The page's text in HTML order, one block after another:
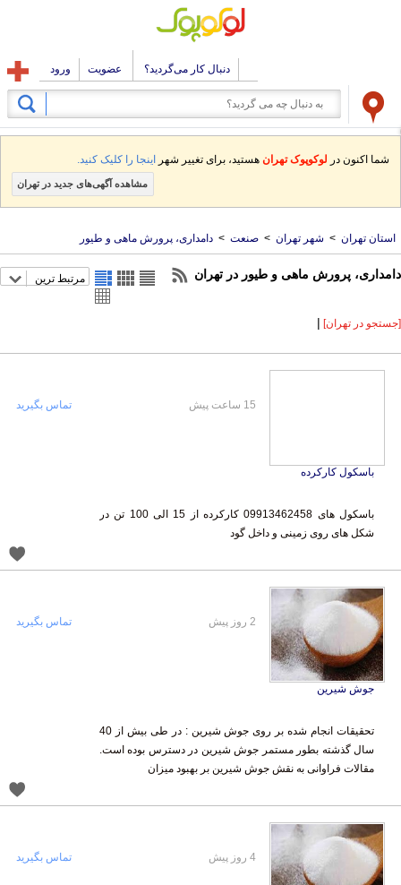
دنبال کار می‌گردید؟ عضویت ورود
شما اکنون در لوکوپوک تهران هستید، برای تغییر شهر اینجا را کلیک کنید.
مشاهده آگهی‌های جدید در تهران
استان تهران > شهر تهران > صنعت > دامداری، پرورش ماهی و طیور
دامداری، پرورش ماهی و طیور در تهران مرتبط ترین
[جستجو در تهران] |
باسکول کارکرده
باسکول های 09913462458 کارکرده از 15 الی 100 تن در
شکل های روی زمینی و داخل گود
15 ساعت پیش تماس بگیرید
جوش شیرین
تحقیقات انجام شده بر روی جوش شیرین : در طی بیش از 40
سال گذشته بطور مستمر جوش شیرین در دسترس بوده است.
مقالات فراوانی به نقش جوش شیرین بر بهبود میزان
2 روز پیش تماس بگیرید
4 روز پیش تماس بگیرید